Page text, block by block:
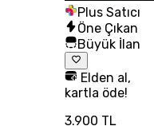
Plus Satıcı
Öne Çıkan
Büyük İlan
Elden al,
kartla öde!
3.900 TL